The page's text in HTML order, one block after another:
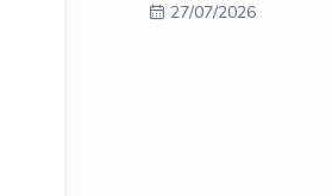
27/07/2026